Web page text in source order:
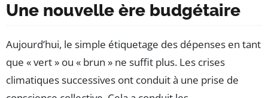
Une nouvelle ère budgétaire
Aujourd’hui, le simple étiquetage des dépenses en tant
que « vert » ou « brun » ne suffit plus. Les crises
climatiques successives ont conduit à une prise de